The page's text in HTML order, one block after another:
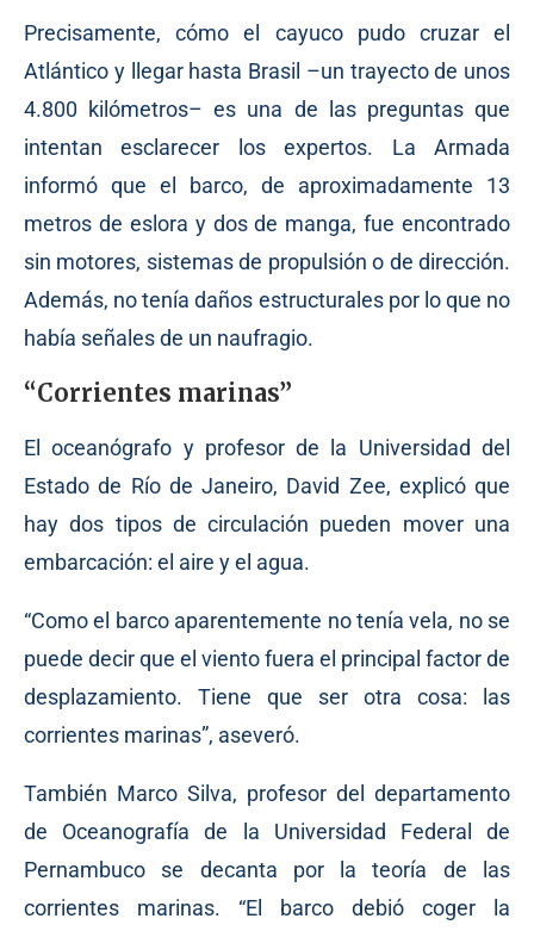
Precisamente, cómo el cayuco pudo cruzar el
Atlántico y llegar hasta Brasil –un trayecto de unos
4.800 kilómetros– es una de las preguntas que
intentan esclarecer los expertos. La Armada
informó que el barco, de aproximadamente 13
metros de eslora y dos de manga, fue encontrado
sin motores, sistemas de propulsión o de dirección.
Además, no tenía daños estructurales por lo que no
había señales de un naufragio.
“Corrientes marinas”
El oceanógrafo y profesor de la Universidad del
Estado de Río de Janeiro, David Zee, explicó que
hay dos tipos de circulación pueden mover una
embarcación: el aire y el agua.
“Como el barco aparentemente no tenía vela, no se
puede decir que el viento fuera el principal factor de
desplazamiento. Tiene que ser otra cosa: las
corrientes marinas”, aseveró.
También Marco Silva, profesor del departamento
de Oceanografía de la Universidad Federal de
Pernambuco se decanta por la teoría de las
corrientes marinas. “El barco debió coger la